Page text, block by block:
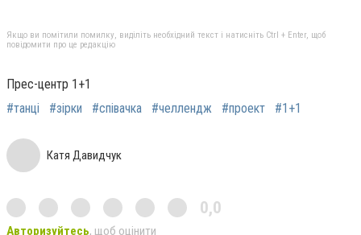
Якщо ви помітили помилку, виділіть необхідний текст і натисніть Ctrl + Enter, щоб
повідомити про це редакцію
Прес-центр 1+1
#танці
#зірки #співачка #челлендж #проект #1+1
Катя Давидчук
0,0
Авторизуйтесь, щоб оцінити